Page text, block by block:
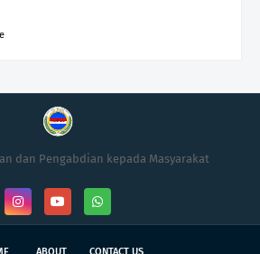
dan Pengabdian kepada Masyarakat
ABOUT CONTACT US